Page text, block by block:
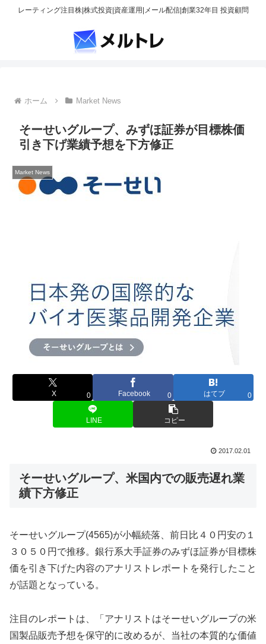
レーティング注目株|株式投資|資産運用|メール配信|創業32年目 投資顧問
ホーム Market News
そーせいグループ、みずほ証券が目標株価
引き下げ業績予想を下方修正
Market News
X 0 Facebook 0 はてブ 0
LINE コピー
2017.02.01
そーせいグループ、米国内での販売遅れ業
績下方修正
そーせいグループ(4565)が小幅続落、前日比４０円安の１
３０５０円で推移。銀行系大手証券のみずほ証券が目標株
価を引き下げた内容のアナリストレポートを発行したこと
が話題となっている。
注目のレポートは、「アナリストはそーせいグループの米
国製品販売予想を保守的に改めるが、当社の本質的な価値